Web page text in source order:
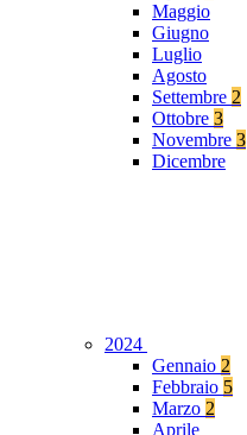
Maggio
Giugno
Luglio
Agosto
Settembre 2
Ottobre 3
Novembre 3
Dicembre
2024
Gennaio 2
Febbraio 5
Marzo 2
Aprile